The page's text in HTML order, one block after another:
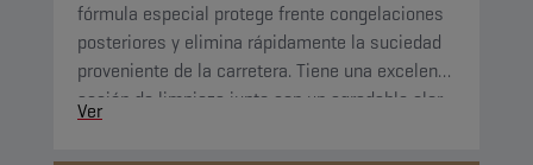
fórmula especial protege frente congelaciones
posteriores y elimina rápidamente la suciedad
proveniente de la carretera. Tiene una excelente
acción de limpieza junto con un agradable olor
cítrico.
Ver